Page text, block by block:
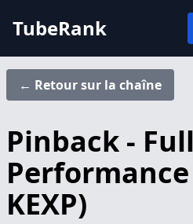
TubeRank
← Retour sur la chaîne
Pinback - Full
KEXP)